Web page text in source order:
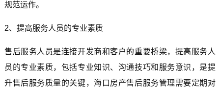
规范运作。
2、提高服务人员的专业素质
售后服务人员是连接开发商和客户的重要桥梁，提高服务人
员的专业素质，包括专业知识、沟通技巧和服务意识，是提
升售后服务质量的关键，海口房产售后服务管理需要定期对